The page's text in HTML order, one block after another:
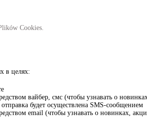
Cookies.
в целях:
вайбер, смс (чтобы узнавать о
будет осуществлена SMS-сообщением
email (чтобы узнавать о новинках,